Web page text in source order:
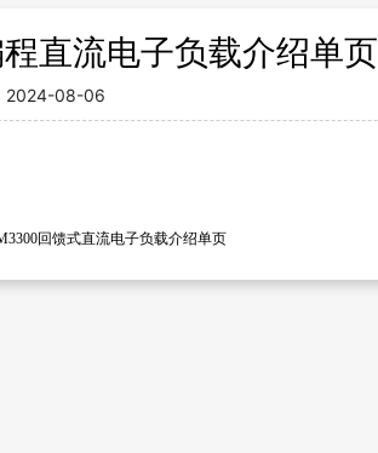
直流电子负载介绍单页
2024-08-06
回馈式直流电子负载介绍单页